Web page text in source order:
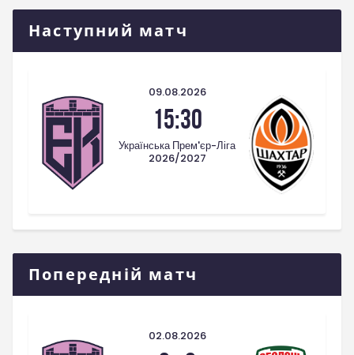
Наступний матч
09.08.2026
15:30
Українська Прем'єр-Ліга
2026/2027
Попередній матч
02.08.2026